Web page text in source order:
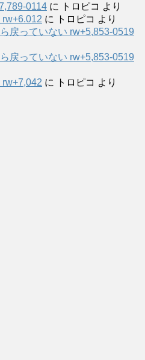
0114 に トロピコ より
に トロピコ より
戻っていない rw+5,853-0519
戻っていない rw+5,853-0519
に トロピコ より